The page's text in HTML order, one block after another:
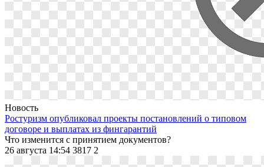
Новость
Ростуризм опубликовал проекты постановлений о типовом
договоре и выплатах из фингарантий
Что изменится с принятием документов?
26 августа 14:54 3817 2